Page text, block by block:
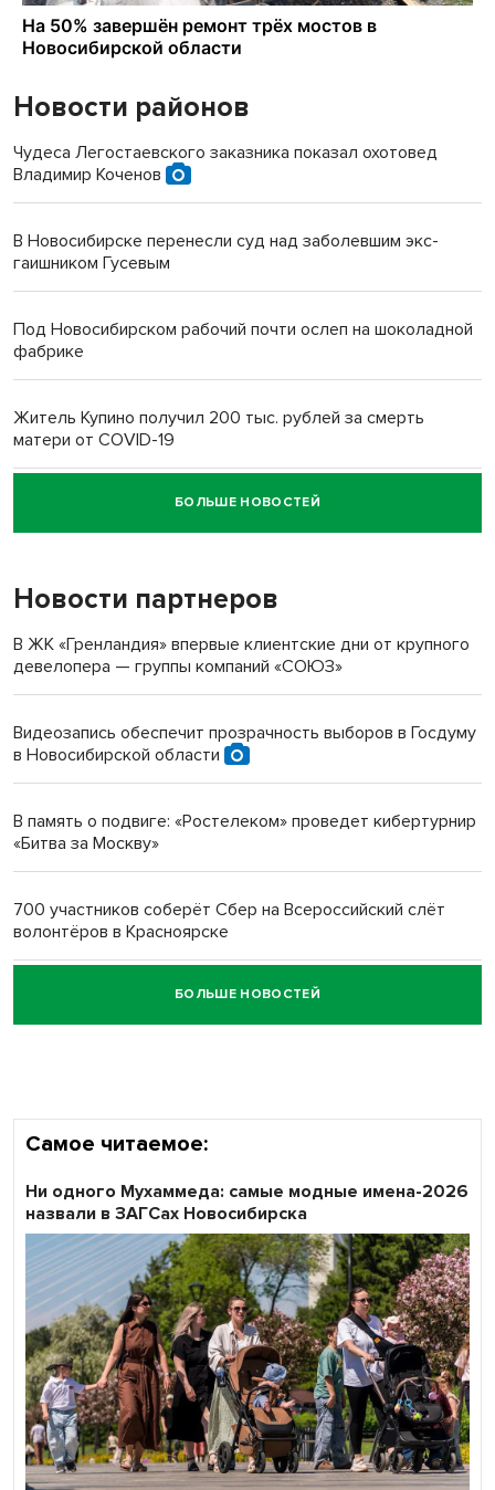
Новости районов
Чудеса Легостаевского заказника показал охотовед
Владимир Коченов
В Новосибирске перенесли суд над заболевшим экс-
гаишником Гусевым
Под Новосибирском рабочий почти ослеп на шоколадной
фабрике
Житель Купино получил 200 тыс. рублей за смерть
матери от COVID-19
Новосибирский суд наказал водителя за смерть
пенсионерки на вокзале
«Мы живём на пастбище!»: в новосибирском селе лошади
терроризируют жителей
Инвалид получил условный срок за избиение врачей
Новосибирский преподаватель с женой вошли в топ-16
Обновлённое отделение ВТБ открылось в Искитиме
БОЛЬШЕ НОВОСТЕЙ
Новости партнеров
В ЖК «Гренландия» впервые клиентские дни от крупного
девелопера — группы компаний «СОЮЗ»
Видеозапись обеспечит прозрачность выборов в Госдуму
в Новосибирской области
В память о подвиге: «Ростелеком» проведет кибертурнир
«Битва за Москву»
700 участников соберёт Сбер на Всероссийский слёт
волонтёров в Красноярске
Честный выбор: видеонаблюдение обеспечит
объективность результатов ЕДГ в Новосибирской
БОЛЬШЕ НОВОСТЕЙ
Самое читаемое:
Ни одного Мухаммеда: самые модные имена-2026
назвали в ЗАГСах Новосибирска